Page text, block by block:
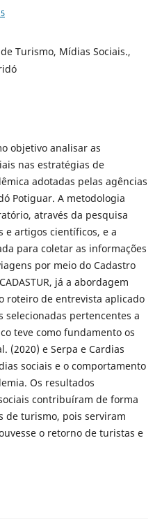
Turismo, Mídias Sociais.,
objetivo analisar as
nas estratégias de
adotadas pelas agências
Potiguar. A metodologia
através da pesquisa
artigos científicos, e a
para coletar as informações
por meio do Cadastro
já a abordagem
roteiro de entrevista aplicado
selecionadas pertencentes a
teve como fundamento os
(2020) e Serpa e Cardias
sociais e o comportamento
Os resultados
contribuíram de forma
de turismo, pois serviram
o retorno de turistas e